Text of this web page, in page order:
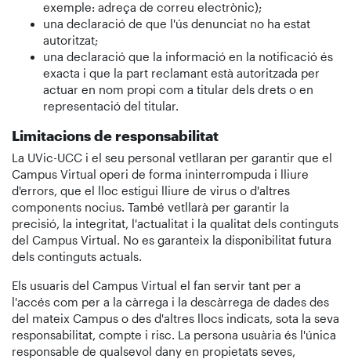
exemple: adreça de correu electrònic);
una declaració de que l'ús denunciat no ha estat
autoritzat;
una declaració que la informació en la notificació és
exacta i que la part reclamant està autoritzada per
actuar en nom propi com a titular dels drets o en
representació del titular.
Limitacions de responsabilitat
La UVic-UCC i el seu personal vetllaran per garantir que el
Campus Virtual operi de forma ininterrompuda i lliure
d'errors, que el lloc estigui lliure de virus o d'altres
components nocius. També vetllarà per garantir la
precisió, la integritat, l'actualitat i la qualitat dels continguts
del Campus Virtual. No es garanteix la disponibilitat futura
dels continguts actuals.
Els usuaris del Campus Virtual el fan servir tant per a
l'accés com per a la càrrega i la descàrrega de dades des
del mateix Campus o des d'altres llocs indicats, sota la seva
responsabilitat, compte i risc. La persona usuària és l'única
responsable de qualsevol dany en propietats seves,